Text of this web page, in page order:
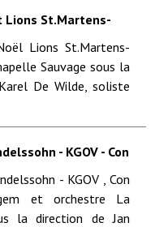
Lions St.Martens-
Lions St.Martens-
Sauvage sous la
De Wilde, soliste
- KGOV - Con
St. Jan de Doper Kerk
- KGOV , Con
et orchestre La
la direction de Jan